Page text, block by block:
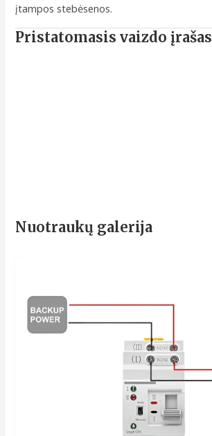
įtampos stebėsenos.
Pristatomasis vaizdo įrašas
Nuotraukų galerija